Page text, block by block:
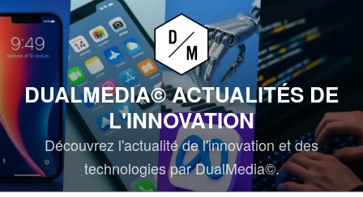
Aller
au
contenu
DUALMEDIA© ACTUALITÉS DE
L'INNOVATION
Découvrez l'actualité de l'innovation et des
technologies par DualMedia©.